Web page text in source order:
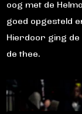
oog met de
goed opgesteld
Hierdoor ging
de thee.